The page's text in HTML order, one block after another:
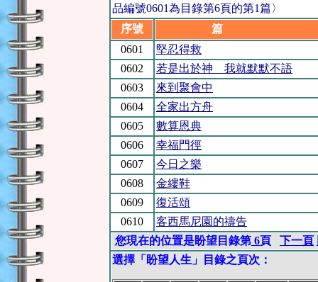
品編號0601為目錄第6頁的第1篇〉
序號
篇
0601
堅忍得救
0602
若是出於神 我就默默不語
0603
來到聚會中
0604
全家出方舟
0605
數算恩典
0606
幸福門徑
0607
今日之樂
0608
金縷鞋
0609
復活頌
0610
客西馬尼園的禱告
您現在的位置是盼望目錄第 6頁 下一頁
選擇「盼望人生」目錄之頁次：